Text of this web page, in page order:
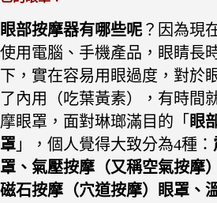
眼部按摩器有哪些呢 ？因為現
使用電腦、手機產品，眼睛長
下，實在容易用眼過度，對於
了內用（吃葉黃素），有時間
摩眼罩，面對琳瑯滿目的「 眼
罩 」，個人覺得大致分為4種：
罩、 氣壓按摩（又稱空氣按摩
磁石按摩（穴道按摩）眼罩、